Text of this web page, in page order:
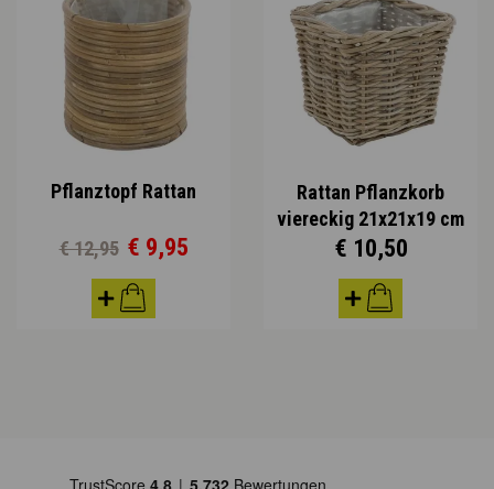
Pflanztopf Rattan
€ 12,95 € 9,95
Rattan Pflanzkorb
viereckig 21x21x19 cm
€ 10,50